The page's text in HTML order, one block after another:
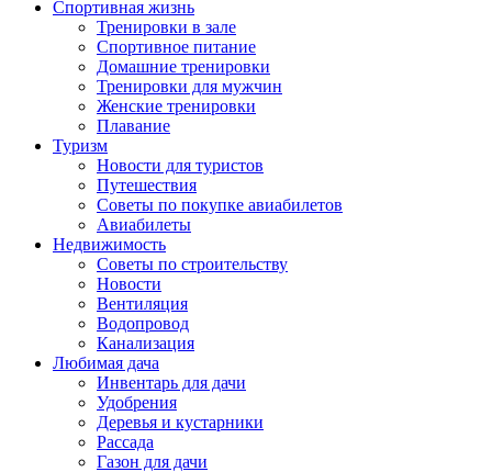
Спортивная жизнь
Тренировки в зале
Спортивное питание
Домашние тренировки
Тренировки для мужчин
Женские тренировки
Плавание
Туризм
Новости для туристов
Путешествия
Советы по покупке авиабилетов
Авиабилеты
Недвижимость
Советы по строительству
Новости
Вентиляция
Водопровод
Канализация
Любимая дача
Инвентарь для дачи
Удобрения
Деревья и кустарники
Рассада
Газон для дачи